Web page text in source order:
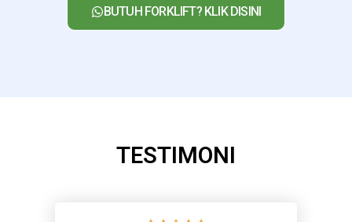
BUTUH FORKLIFT? KLIK DISINI
TESTIMONI